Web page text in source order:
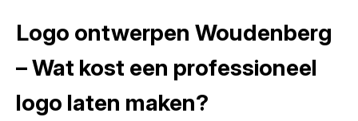
Logo ontwerpen Woudenberg
– Wat kost een professioneel
logo laten maken?